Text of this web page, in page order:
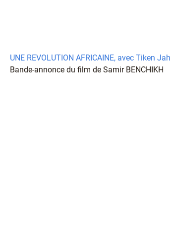
UNE REVOLUTION AFRICAINE, avec Tiken
Bande-annonce du film de Samir BENCHIKH